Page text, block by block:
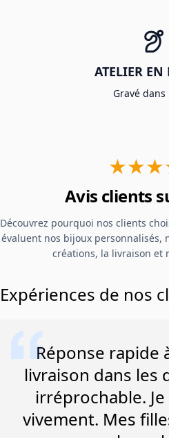
ATELIER EN
Gravé dans
Avis clients
Découvrez pourquoi nos clients
évaluent nos bijoux personnalisés,
créations, la livraison et
Expériences de nos
Réponse rapide
livraison dans les
irréprochable.
vivement. Mes